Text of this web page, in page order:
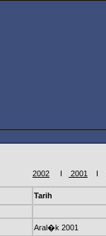
2002 I 2001 I
Tarih
Aral�k 2001